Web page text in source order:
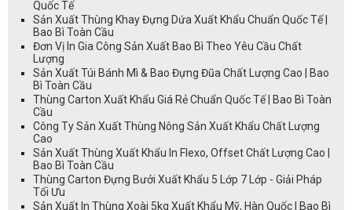
Quốc Tế
Sản Xuất Thùng Khay Đựng Dứa Xuất Khẩu Chuẩn Quốc Tế |
Bao Bì Toàn Cầu
Đơn Vị In Gia Công Sản Xuất Bao Bì Theo Yêu Cầu Chất
Lượng
Sản Xuất Túi Bánh Mì & Bao Đựng Đũa Chất Lượng Cao | Bao
Bì Toàn Cầu
Thùng Carton Xuất Khẩu Giá Rẻ Chuẩn Quốc Tế | Bao Bì Toàn
Cầu
Công Ty Sản Xuất Thùng Nông Sản Xuất Khẩu Chất Lượng
Cao
Sản Xuất Thùng Xuất Khẩu In Flexo, Offset Chất Lượng Cao |
Bao Bì Toàn Cầu
Thùng Carton Đựng Bưởi Xuất Khẩu 5 Lớp 7 Lớp - Giải Pháp
Tối Ưu
Sản Xuất In Thùng Xoài 5kg Xuất Khẩu Mỹ, Hàn Quốc | Bao Bì